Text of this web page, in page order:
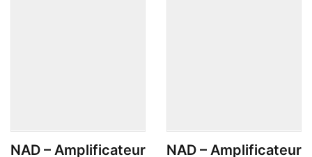
NAD – Amplificateur
NAD – Amplificateur